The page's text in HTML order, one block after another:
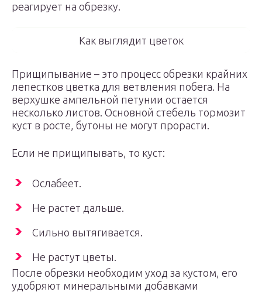
реагирует на обрезку.
Как выглядит цветок
Прищипывание – это процесс обрезки крайних
лепестков цветка для ветвления побега. На
верхушке ампельной петунии остается
несколько листов. Основной стебель тормозит
куст в росте, бутоны не могут прорасти.
Если не прищипывать, то куст:
Ослабеет.
Не растет дальше.
Сильно вытягивается.
Не растут цветы.
После обрезки необходим уход за кустом, его
удобряют минеральными добавками